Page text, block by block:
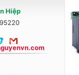
Hiệp